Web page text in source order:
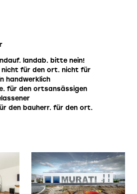
landab. bitte nein!
nicht für den ort. nicht für
handwerklich
für den ortsansässigen
den bauherr. für den ort.